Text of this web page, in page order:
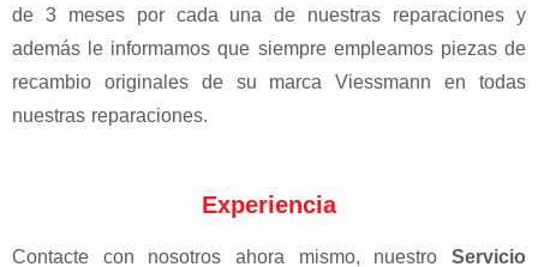
de 3 meses por cada una de nuestras reparaciones y
además le informamos que siempre empleamos piezas de
recambio originales de su marca Viessmann en todas
nuestras reparaciones.
Experiencia
Contacte con nosotros ahora mismo, nuestro Servicio